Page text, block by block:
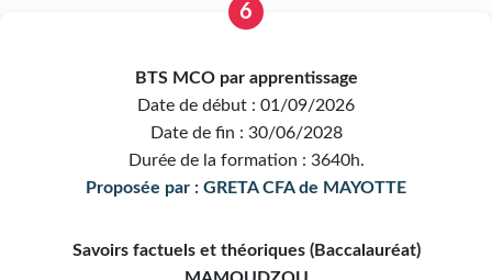
6
BTS MCO par apprentissage
Date de début : 01/09/2026
Date de fin : 30/06/2028
Durée de la formation : 3640h.
Proposée par : GRETA CFA de MAYOTTE
Savoirs factuels et théoriques (Baccalauréat)